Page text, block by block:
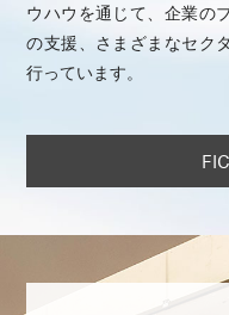
ウハウを通じて、企業の
の支援、さまざまなセク
行っています。